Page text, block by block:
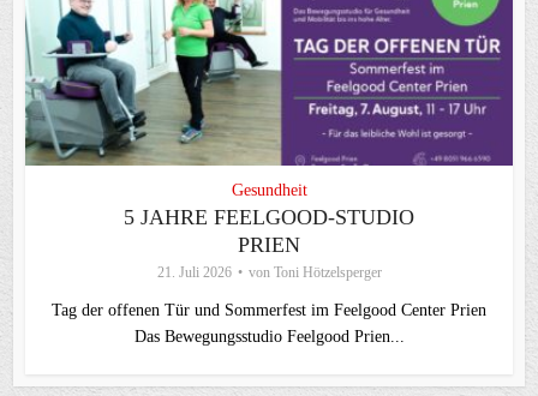
Gesundheit
5 JAHRE FEELGOOD-STUDIO
PRIEN
21. Juli 2026 von Toni Hötzelsperger
Tag der offenen Tür und Sommerfest im Feelgood Center Prien
Das Bewegungsstudio Feelgood Prien...